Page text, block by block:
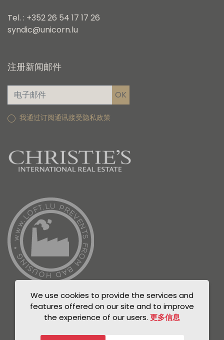
Tel. : +352 26 54 17 17 26
syndic@unicorn.lu
注册新闻邮件
我通过订阅通讯接受隐私政策
We use cookies to provide the services and
features offered on our site and to improve
the experience of our users. 更多信息